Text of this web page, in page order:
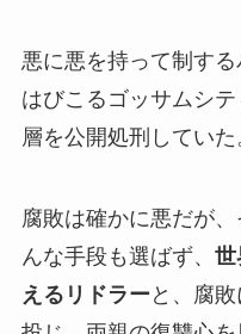
悪に悪を持って制す
はびこるゴッサムシ
層を公開処刑していた
腐敗は確かに悪だが
んな手段も選ばず、 世
えるリドラー と、腐